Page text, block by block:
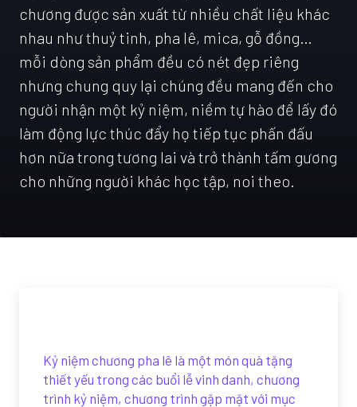
chương được sản xuất từ nhiều chất liệu khác
nhau như thuỷ tinh, pha lê, mica, gỗ đồng…
mỗi dòng sản phẩm đều có nét đẹp riêng
nhưng chung quy lại chúng đều mang đến cho
người nhận một kỷ niệm, niềm tự hào để lấy đó
làm động lực thúc đẩy họ tiếp tục phấn đấu
hơn nữa trong tương lai và trở thành tấm gương
cho những người khác học tập, noi theo.
Kỷ niệm chương pha lê là một món quà tặng
thiết yếu trong các buổi lễ vinh danh, chương
trình kỷ niệm, chương trình gặp mặt với mục